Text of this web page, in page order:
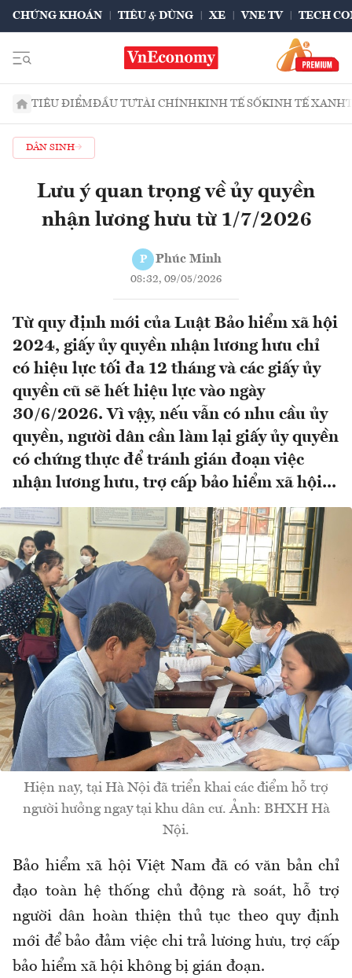
CHỨNG KHOÁN TIÊU & DÙNG XE VNE TV TECH
TIÊU ĐIỂMĐẦU TƯTÀI CHÍNHKINH TẾ SỐKINH TẾ XANH
DÂN SINH
Lưu ý quan trọng về ủy quyền
nhận lương hưu từ 1/7/2026
P Phúc Minh
08:32, 09/05/2026
Từ quy định mới của Luật Bảo hiểm xã hội
2024, giấy ủy quyền nhận lương hưu chỉ
có hiệu lực tối đa 12 tháng và các giấy ủy
quyền cũ sẽ hết hiệu lực vào ngày
30/6/2026. Vì vậy, nếu vẫn có nhu cầu ủy
quyền, người dân cần làm lại giấy ủy quyền
có chứng thực để tránh gián đoạn việc
nhận lương hưu, trợ cấp bảo hiểm xã hội...
Hiện nay, tại Hà Nội đã triển khai các điểm hỗ trợ
người hưởng ngay tại khu dân cư. Ảnh: BHXH Hà
Nội.
Bảo hiểm xã hội Việt Nam đã có văn bản chỉ
đạo toàn hệ thống chủ động rà soát, hỗ trợ
người dân hoàn thiện thủ tục theo quy định
mới để bảo đảm việc chi trả lương hưu, trợ cấp
bảo hiểm xã hội không bị gián đoạn.